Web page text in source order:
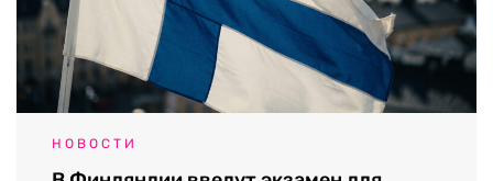
НОВОСТИ